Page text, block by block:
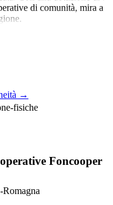
di comunità, mira a
→
fisiche
Foncooper